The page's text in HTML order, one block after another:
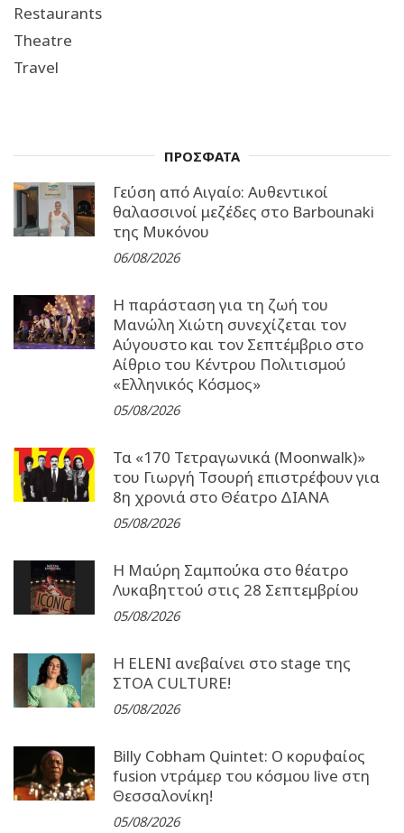
Restaurants
Theatre
Travel
ΠΡΟΣΦΑΤΑ
Γεύση από Αιγαίο: Αυθεντικοί
θαλασσινοί μεζέδες στο Barbounaki
της Μυκόνου
06/08/2026
Η παράσταση για τη ζωή του
Μανώλη Χιώτη συνεχίζεται τον
Αύγουστο και τον Σεπτέμβριο στο
Αίθριο του Κέντρου Πολιτισμού
«Ελληνικός Κόσμος»
05/08/2026
Τα «170 Τετραγωνικά (Moonwalk)»
του Γιωργή Τσουρή επιστρέφουν για
8η χρονιά στο Θέατρο ΔΙΑΝΑ
05/08/2026
Η Μαύρη Σαμπούκα στο θέατρο
Λυκαβηττού στις 28 Σεπτεμβρίου
05/08/2026
Η ELENI ανεβαίνει στο stage της
ΣΤΟΑ CULTURE!
05/08/2026
Billy Cobham Quintet: Ο κορυφαίος
fusion ντράμερ του κόσμου live στη
Θεσσαλονίκη!
05/08/2026